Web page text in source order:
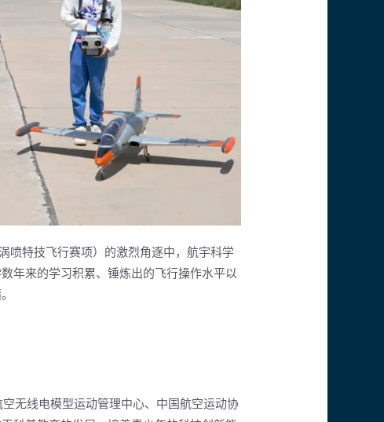
特技飞行赛项）的激烈角逐中，航宇科学
年来的学习积累、锤炼出的飞行操作水平以
线电模型运动管理中心、中国航空运动协